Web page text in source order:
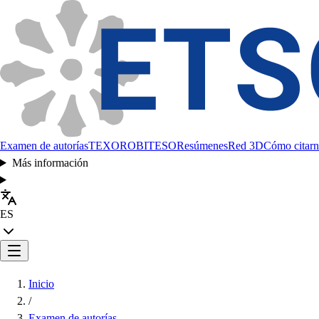
Examen de autoríasTEXOROBITESOResúmenesRed 3DCómo
Más información
ES
Inicio
/